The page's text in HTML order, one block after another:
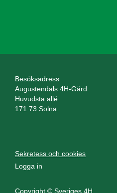
Besöksadress
Augustendals 4H-Gård
Huvudsta allé
171 73 Solna
Sekretess och cookies
Logga in
Copyright © Sveriges 4H